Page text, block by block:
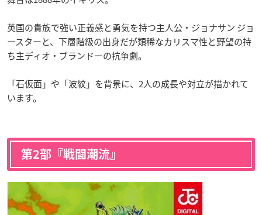
英国の貴族で強い正義感と勇気を持つ主人公・ジョナサン ジョ
ースターと、下層階級の出身だが類稀なカリスマ性と野望の持
ち主ディオ・ブランドーの抗争劇。
「石仮面」や「波紋」を背景に、2人の成長や対立が描かれて
います。
第2部『戦闘潮流』